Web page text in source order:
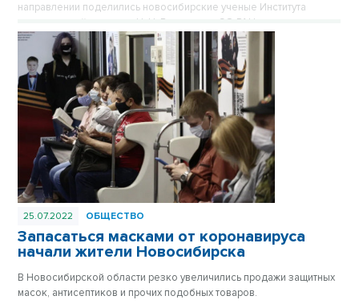
направлении поделились новосибирские ученые Института
органической химии им. Н. Н. Ворожцова СО РАН.
25.07.2022 ОБЩЕСТВО
Запасаться масками от коронавируса
начали жители Новосибирска
В Новосибирской области резко увеличились продажи защитных
масок, антисептиков и прочих подобных товаров.